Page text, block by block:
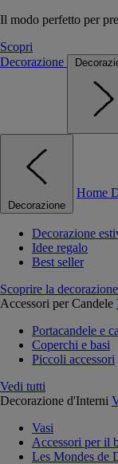
Il modo perfetto per
Scopri
Decorazione
Decorazione
Home
Decorazione
Idee regalo
Best seller
Scoprire la decorazione
Accessori per Candele
Portacandele e
Coperchi e basi
Piccoli accessori
Vedi tutti
Decorazione d'Interni
Vasi
Accessori per il
Les Mondes de